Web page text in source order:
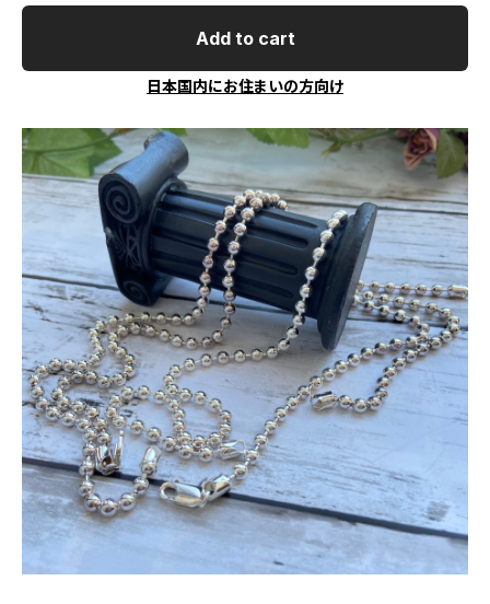
Add to cart
日本国内にお住まいの方向け